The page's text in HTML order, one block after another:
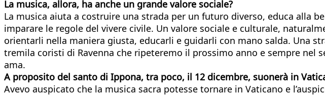
La musica, allora, ha anche un grande valore sociale?
La musica aiuta a costruire una strada per un futuro diverso, educa alla
imparare le regole del vivere civile. Un valore sociale e culturale,
orientarli nella maniera giusta, educarli e guidarli con mano salda. Una
tremila coristi di Ravenna che ripeteremo il prossimo anno e sempre nel
ama.
A proposito del santo di Ippona, tra poco, il 12 dicembre, suonerà in
Avevo auspicato che la musica sacra potesse tornare in Vaticano e